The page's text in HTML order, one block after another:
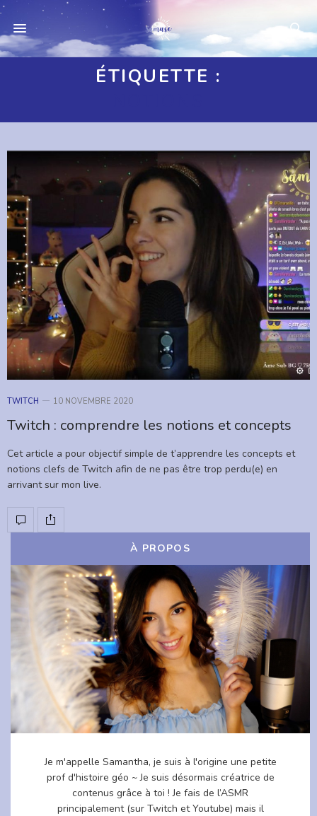
ÉTIQUETTE :
TWITCH 10 NOVEMBRE 2020
Twitch : comprendre les notions et concepts
Cet article a pour objectif simple de t’apprendre les concepts et
notions clefs de Twitch afin de ne pas être trop perdu(e) en
arrivant sur mon live.
À PROPOS
Je m'appelle Samantha, je suis à l'origine une petite
prof d'histoire géo ~ Je suis désormais créatrice de
contenus grâce à toi ! Je fais de l’ASMR
principalement (sur Twitch et Youtube) mais il